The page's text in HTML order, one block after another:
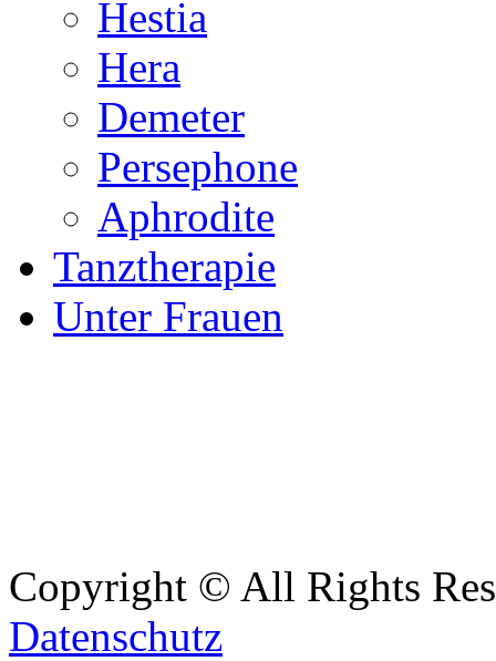
Hestia
Hera
Demeter
Persephone
Aphrodite
Tanztherapie
Unter Frauen
Copyright © All Rights
Datenschutz